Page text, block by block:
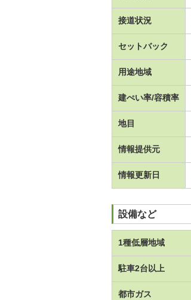
接道状況
セットバック
用途地域
建ぺい率/容積率
地目
情報提供元
情報更新日
設備など
1種低層地域
駐車2台以上
都市ガス